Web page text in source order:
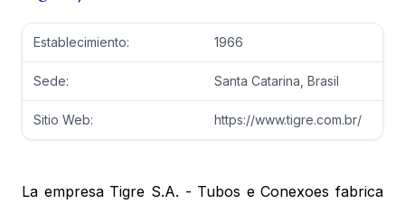
Establecimiento: 1966
Sede: Santa Catarina, Brasil
Sitio Web: https://www.tigre.com.br/
La empresa Tigre S.A. - Tubos e Conexoes fabrica